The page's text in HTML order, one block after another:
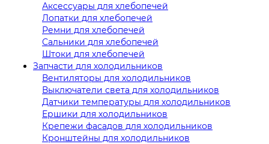
Аксессуары для хлебопечей
Лопатки для хлебопечей
Ремни для хлебопечей
Сальники для хлебопечей
Штоки для хлебопечей
Запчасти для холодильников
Вентиляторы для холодильников
Выключатели света для холодильников
Датчики температуры для холодильников
Ершики для холодильников
Крепежи фасадов для холодильников
Кронштейны для холодильников